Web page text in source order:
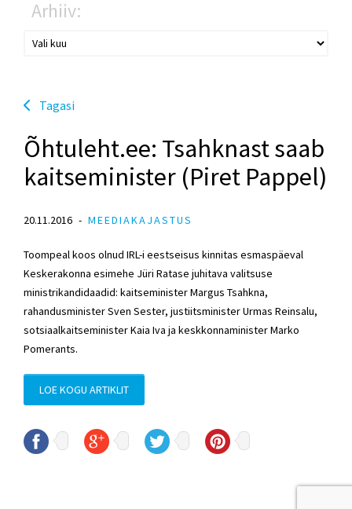
Arhiiv:
Tagasi
Õhtuleht.ee: Tsahknast saab
kaitseminister (Piret Pappel)
20.11.2016 MEEDIAKAJASTUS
Toompeal koos olnud IRL-i eestseisus kinnitas esmaspäeval
Keskerakonna esimehe Jüri Ratase juhitava valitsuse
ministrikandidaadid: kaitseminister Margus Tsahkna,
rahandusminister Sven Sester, justiitsminister Urmas Reinsalu,
sotsiaalkaitseminister Kaia Iva ja keskkonnaminister Marko
Pomerants.
LOE KOGU ARTIKLIT